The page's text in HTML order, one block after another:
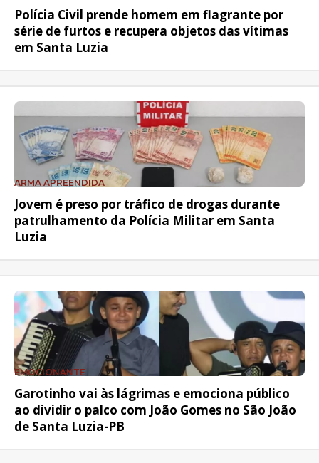
Polícia Civil prende homem em flagrante por
série de furtos e recupera objetos das vítimas
em Santa Luzia
ARMA APREENDIDA
Jovem é preso por tráfico de drogas durante
patrulhamento da Polícia Militar em Santa
Luzia
EMOCIONANTE
Garotinho vai às lágrimas e emociona público
ao dividir o palco com João Gomes no São João
de Santa Luzia-PB